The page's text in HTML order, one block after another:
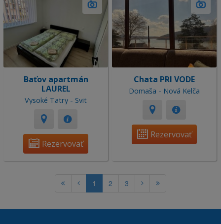
Baťov apartmán
LAUREL
Vysoké Tatry - Svit
Rezervovať
Chata PRI VODE
Domaša - Nová Kelča
Rezervovať
1 2 3